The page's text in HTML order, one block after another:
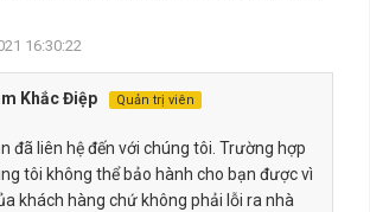
16:30:22
Khắc Điệp Quản trị viên
đã liên hệ đến với chúng tôi. Trường hợp
tôi không thể bảo hành cho bạn được vì
khách hàng chứ không phải lỗi ra nhà